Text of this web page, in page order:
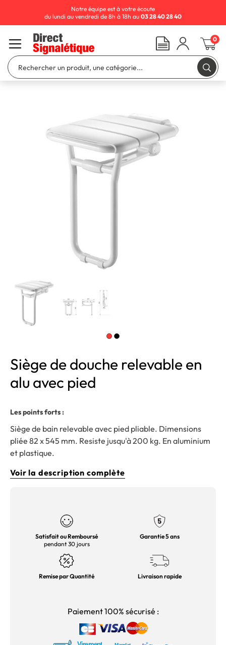
Siège de douche relevable en
alu avec pied
Les points forts :
Siège de bain relevable avec pied pliable. Dimensions
pliée 82 x 545 mm. Resiste jusqu'à 200 kg. En aluminium
et plastique.
Voir la description complète
Satisfait ou Remboursé
pendant 30 jours
Garantie 5 ans
Remise par Quantité Livraison rapide
Paiement 100% sécurisé :
Notre équipe est à votre écoute
du lundi au vendredi de 8h à 18h au 03 28 40 28 40
0